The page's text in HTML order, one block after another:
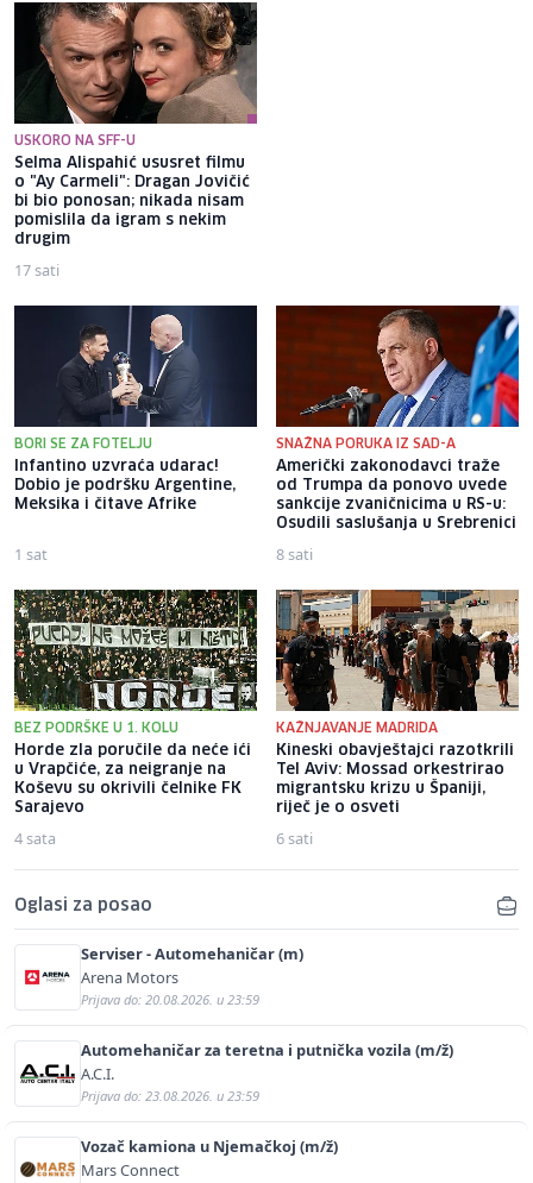
USKORO NA SFF-U
Selma Alispahić ususret filmu
o "Ay Carmeli": Dragan Jovičić
bi bio ponosan; nikada nisam
pomislila da igram s nekim
drugim
17 sati
BORI SE ZA FOTELJU
Infantino uzvraća udarac!
Dobio je podršku Argentine,
Meksika i čitave Afrike
1 sat
SNAŽNA PORUKA IZ SAD-A
Američki zakonodavci traže
od Trumpa da ponovo uvede
sankcije zvaničnicima u RS-u:
Osudili saslušanja u Srebrenici
8 sati
BEZ PODRŠKE U 1. KOLU
Horde zla poručile da neće ići
u Vrapčiće, za neigranje na
Koševu su okrivili čelnike FK
Sarajevo
4 sata
KAŽNJAVANJE MADRIDA
Kineski obavještajci razotkrili
Tel Aviv: Mossad orkestrirao
migrantsku krizu u Španiji,
riječ je o osveti
6 sati
Oglasi za posao
Serviser - Automehaničar (m)
Arena Motors
Prijava do: 20.08.2026. u 23:59
Automehaničar za teretna i putnička vozila (m/ž)
A.C.I.
Prijava do: 23.08.2026. u 23:59
Vozač kamiona u Njemačkoj (m/ž)
Mars Connect